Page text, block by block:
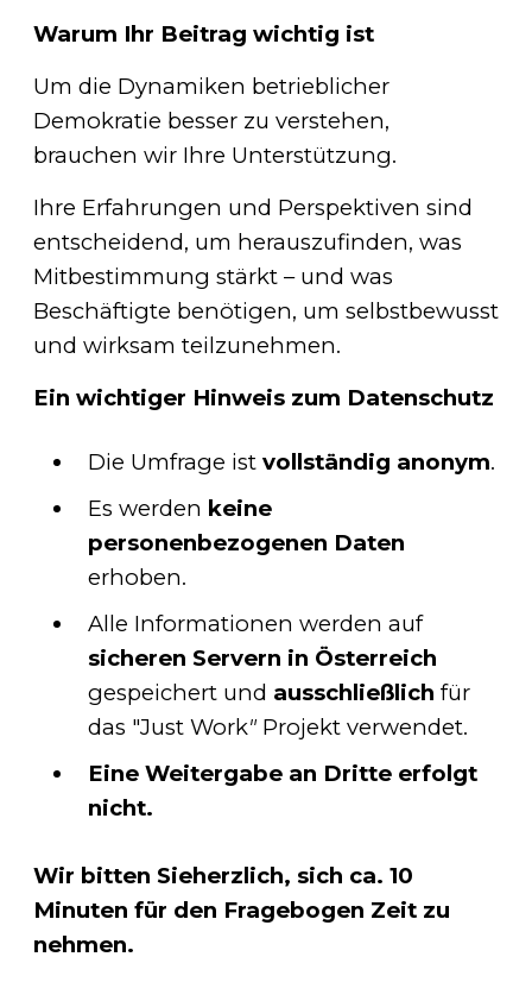
Warum Ihr Beitrag wichtig ist
Um die Dynamiken betrieblicher
Demokratie besser zu verstehen,
brauchen wir Ihre Unterstützung.
Ihre Erfahrungen und Perspektiven sind
entscheidend, um herauszufinden, was
Mitbestimmung stärkt – und was
Beschäftigte benötigen, um selbstbewusst
und wirksam teilzunehmen.
Ein wichtiger Hinweis zum Datenschutz
Die Umfrage istvollständig anonym.
Es werden keine
personenbezogenen Daten
erhoben.
Alle Informationen werden auf
sicheren Servern in Österreich
gespeichert und ausschließlich für
das "Just Work" Projekt verwendet.
Eine Weitergabe an Dritte erfolgt
nicht.
Wir bitten Sieherzlich, sich ca. 10
Minuten für den Fragebogen Zeit zu
nehmen.